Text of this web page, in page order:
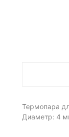
Термопара
Диаметр: 4